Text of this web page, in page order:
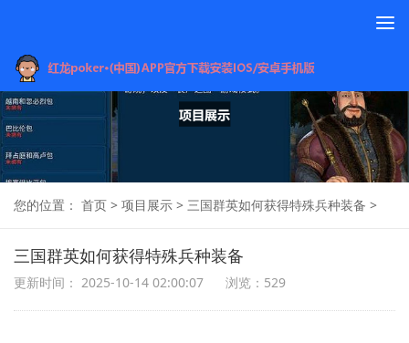
您的位置： 首页 > 项目展示 > 三国群英如何获得特殊兵种装备 >
三国群英如何获得特殊兵种装备
更新时间： 2025-10-14 02:00:07 浏览：529